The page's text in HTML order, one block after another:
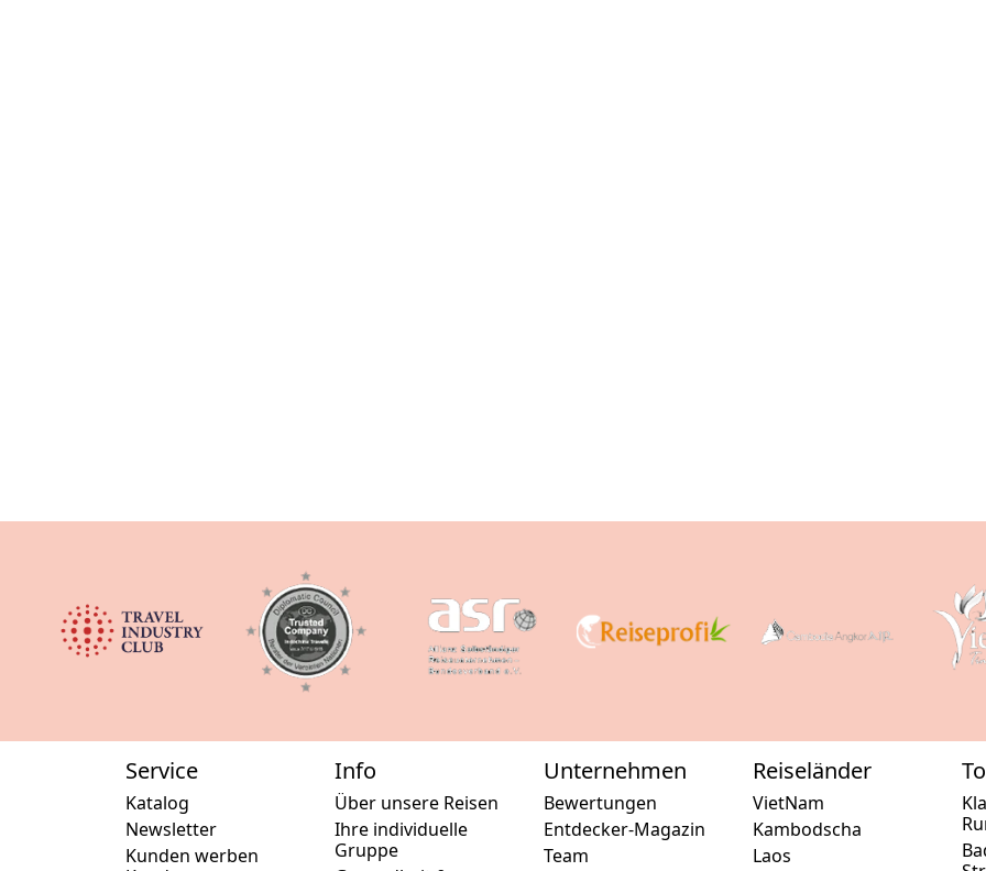
Service
Katalog
Newsletter
Kunden werben
Info
Über unsere Reisen
Ihre individuelle
Gruppe
Unternehmen
Bewertungen
Entdecker-Magazin
Team
Reiseländer
VietNam
Kambodscha
Laos